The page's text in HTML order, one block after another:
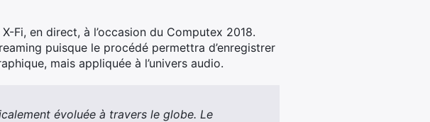
Fi, en direct, à l’occasion du Computex 2018.
puisque le procédé permettra d’enregistrer
mais appliquée à l’univers audio.
évoluée à travers le globe. Le